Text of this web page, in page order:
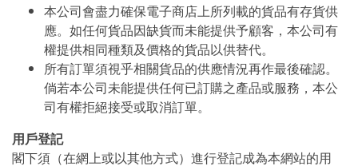
本公司會盡力確保電子商店上所列載的貨品有存貨供
應。如任何貨品因缺貨而未能提供予顧客，本公司有
權提供相同種類及價格的貨品以供替代。
所有訂單須視乎相關貨品的供應情況再作最後確認。
倘若本公司未能提供任何已訂購之產品或服務，本公
司有權拒絕接受或取消訂單。
用戶登記
閣下須（在網上或以其他方式）進行登記成為本網站的用